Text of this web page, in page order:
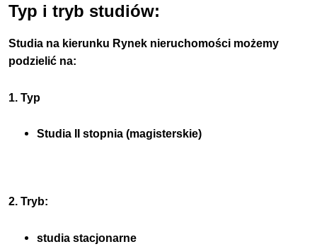
Typ i tryb studiów:
Studia na kierunku Rynek nieruchomości możemy
podzielić na:
1. Typ
Studia II stopnia (magisterskie)
2. Tryb:
studia stacjonarne